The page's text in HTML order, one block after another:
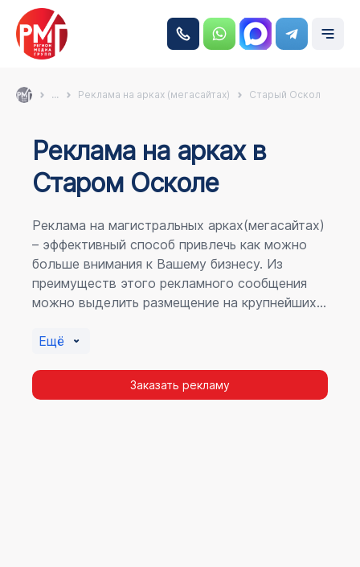
... Реклама на арках (мегасайтах) Старый Оскол
Реклама на аркаx в
Старом Осколе
Реклама на магистральных арках(мегасайтах)
– эффективный способ привлечь как можно
больше внимания к Вашему бизнесу. Из
преимуществ этого рекламного сообщения
можно выделить размещение на крупнейших
пешеходному потоку расположение в прямой
повторных контактов.
Ещё
Заказать рекламу